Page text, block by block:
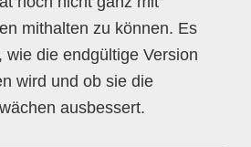
mithalten zu können. Es
wie die endgültige Version
wird und ob sie die
ausbessert.